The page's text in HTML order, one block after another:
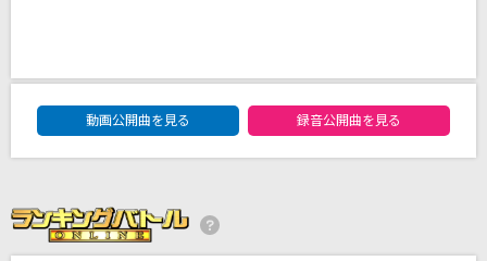
マトリョシカ
Mrs. GREEN APPLE
DAM★ともボーカルエントリーランキング
動画公開曲を見る
録音公開曲を見る